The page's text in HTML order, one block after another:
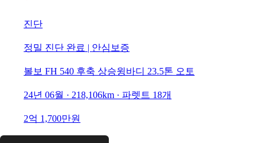
진단
정밀 진단 완료 | 안심보증
볼보 FH 540 후축 상승윙바디 23.5톤 오토
24년 06월 · 218,106km · 파렛트 18개
2억 1,700만원